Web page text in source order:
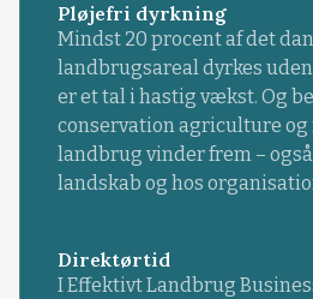
Pløjefri dyrkning
Mindst 20 procent af det
landbrugsareal dyrkes
er et tal i hastig vækst. Og
conservation agriculture
landbrug vinder frem –
landskab og hos
Direktørtid
I Effektivt Landbrug